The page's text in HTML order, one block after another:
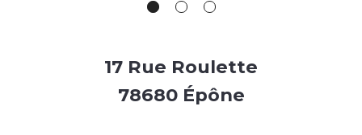
17 Rue Roulette
78680 Épône